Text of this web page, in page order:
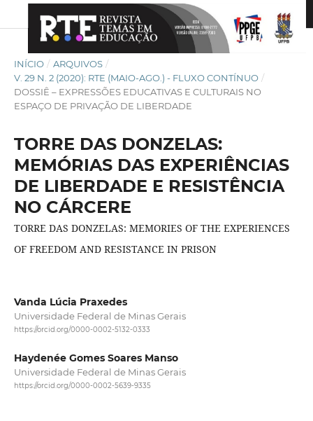
INÍCIO / ARQUIVOS /
V. 29 N. 2 (2020): RTE (MAIO-AGO.) - FLUXO CONTÍNUO /
DOSSIÊ – EXPRESSÕES EDUCATIVAS E CULTURAIS NO
ESPAÇO DE PRIVAÇÃO DE LIBERDADE
TORRE DAS DONZELAS:
MEMÓRIAS DAS EXPERIÊNCIAS
DE LIBERDADE E RESISTÊNCIA
NO CÁRCERE
TORRE DAS DONZELAS: MEMORIES OF THE EXPERIENCES
OF FREEDOM AND RESISTANCE IN PRISON
Vanda Lúcia Praxedes
Universidade Federal de Minas Gerais
https://orcid.org/0000-0002-5132-0333
Haydenée Gomes Soares Manso
Universidade Federal de Minas Gerais
https://orcid.org/0000-0002-5639-9335